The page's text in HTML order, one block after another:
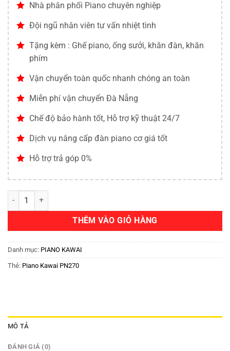
9.000.000₫.
Nhà phân phối Piano chuyên nghiệp
Đội ngũ nhân viên tư vấn nhiệt tình
Tặng kèm : Ghế piano, ống sưởi, khăn đàn, khăn
phím
Vận chuyển toàn quốc nhanh chóng an toàn
Miễn phí vận chuyển Đà Nẵng
Chế độ bảo hành tốt, Hỗ trợ kỹ thuật 24/7
Dịch vụ nâng cấp đàn piano cơ giá tốt
Hỗ trợ trả góp 0%
THÊM VÀO GIỎ HÀNG
Danh mục: PIANO KAWAI
Thẻ: Piano Kawai PN270
MÔ TẢ
ĐÁNH GIÁ (0)